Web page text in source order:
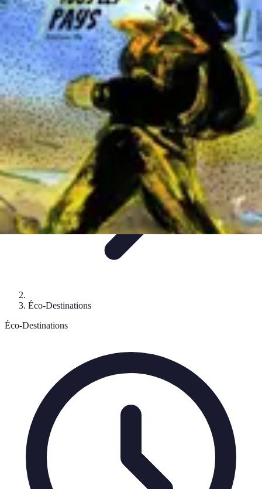
Eco Destinations
Activités ÉcologiquesChoix et ConseilsInspiration de
Voyage
DestinationsGuides de Voyage
Eco Destinations
Éco-Destinations
Éco-Destinations